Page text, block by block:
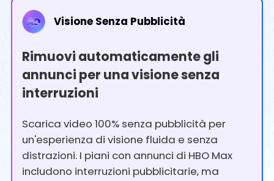
Visione Senza Pubblicità
Rimuovi automaticamente gli
annunci per una visione senza
interruzioni
Scarica video 100% senza pubblicità per
un'esperienza di visione fluida e senza
distrazioni. I piani con annunci di HBO Max
includono interruzioni pubblicitarie, ma